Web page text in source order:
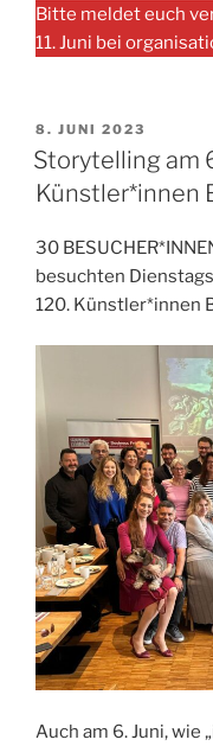
Bitte meldet euch
11. Juni bei
VERÖFFENTLICHT
AM
8. JUNI 2023
Storytelling am
Künstler*innen
30
besuchten
120. Künstler*innen
Auch am 6. Juni, wie